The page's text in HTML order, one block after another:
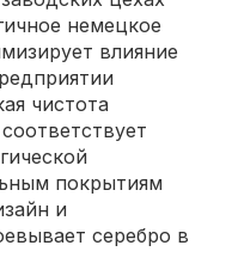
немецкое
влияние
чистота
покрытиям
и
серебро в